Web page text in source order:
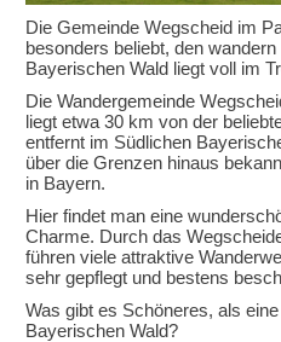
Die Gemeinde Wegscheid im
besonders beliebt, den
Bayerischen Wald liegt voll im
Die Wandergemeinde
liegt etwa 30 km von der
entfernt im Südlichen
über die Grenzen hinaus
in Bayern.
Hier findet man eine
Charme. Durch das
führen viele attraktive
sehr gepflegt und bestens
Was gibt es Schöneres, als
Bayerischen Wald?